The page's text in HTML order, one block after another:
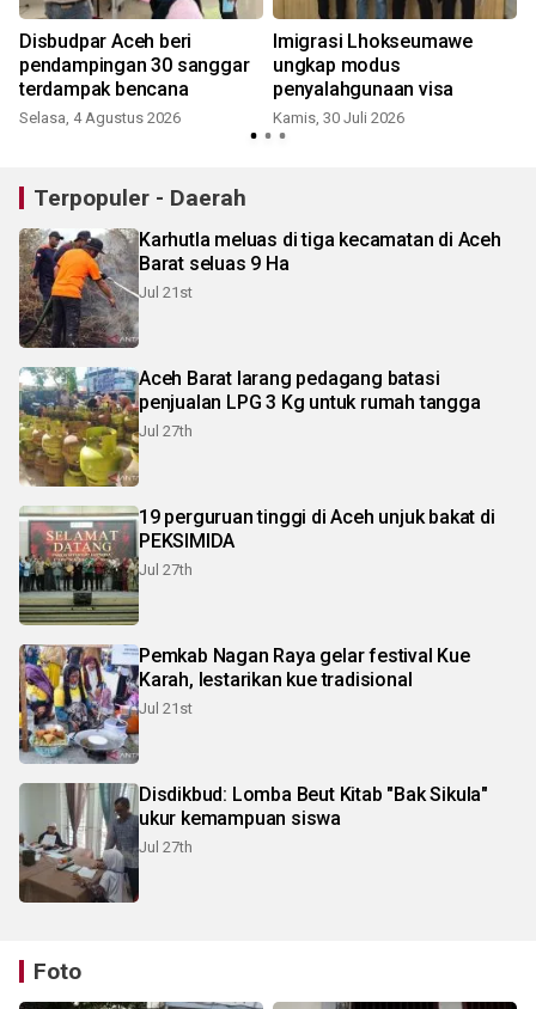
Disbudpar Aceh beri
pendampingan 30 sanggar
terdampak bencana
Selasa, 4 Agustus 2026
Imigrasi Lhokseumawe
ungkap modus
penyalahgunaan visa
Kamis, 30 Juli 2026
Terpopuler - Daerah
Karhutla meluas di tiga kecamatan di Aceh
Barat seluas 9 Ha
Jul 21st
Aceh Barat larang pedagang batasi
penjualan LPG 3 Kg untuk rumah tangga
Jul 27th
19 perguruan tinggi di Aceh unjuk bakat di
PEKSIMIDA
Jul 27th
Pemkab Nagan Raya gelar festival Kue
Karah, lestarikan kue tradisional
Jul 21st
Disdikbud: Lomba Beut Kitab "Bak Sikula"
ukur kemampuan siswa
Jul 27th
Foto